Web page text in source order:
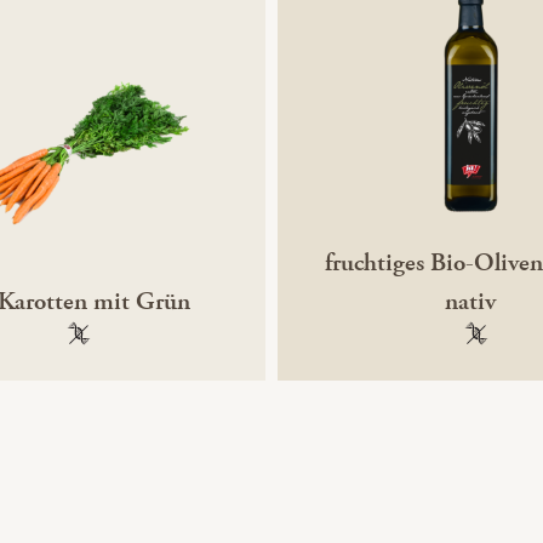
mit Grün
100 % gentechnikfrei
fruchtiges Bio-
nativ
100 %